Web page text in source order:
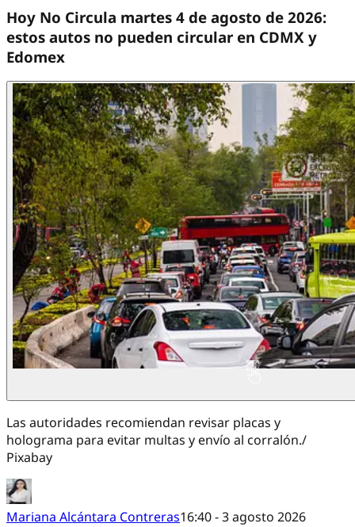
Hoy No Circula martes 4 de agosto de 2026:
estos autos no pueden circular en CDMX y
Edomex
Las autoridades recomiendan revisar placas y
holograma para evitar multas y envío al corralón./
Pixabay
Mariana Alcántara Contreras16:40 - 3 agosto 2026